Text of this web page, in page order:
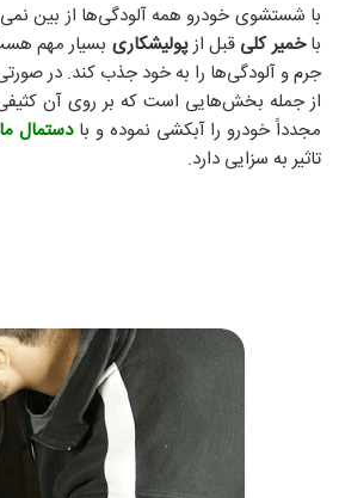
با شستشوی خودرو همه آلودگی‌ها از بین
باخمیر کلی قبل ازپولیشکاری بسیار مهم
جرم و آلودگی‌ها را به خود جذب کند. در
از جمله بخش‌هایی است که بر روی آن
مجدداً خودرو را آبکشی نموده و بادستمال
تاثیر به سزایی دارد.